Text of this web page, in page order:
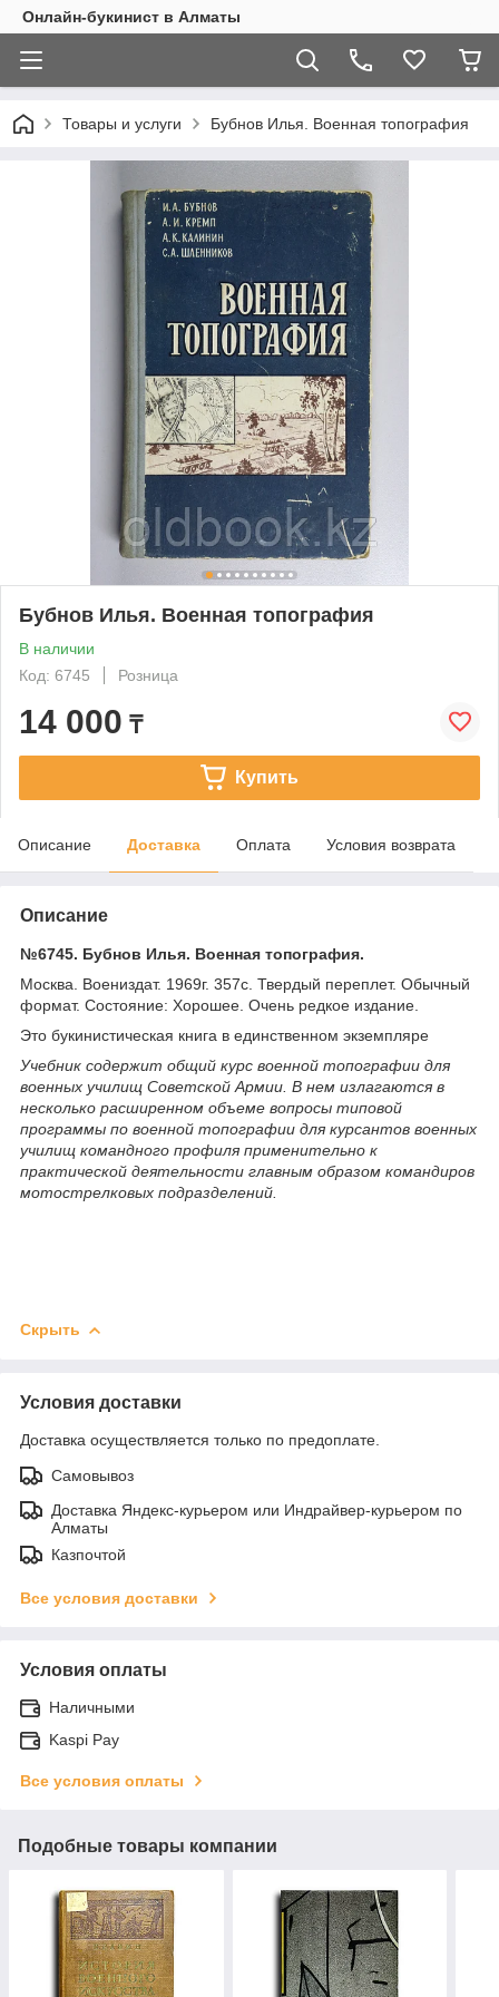
Онлайн-букинист в Алматы
Товары и услуги Бубнов Илья. Военная топография
Бубнов Илья. Военная топография
В наличии
Код: 6745
Розница
14 000 ₸
Купить
Описание Доставка Оплата Условия возврата
Описание
№6745. Бубнов Илья. Военная топография.
Москва. Воениздат. 1969г. 357с. Твердый переплет. Обычный
формат. Состояние: Хорошее. Очень редкое издание.
Это букинистическая книга в единственном экземпляре
Учебник содержит общий курс военной топографии для
военных училищ Советской Армии. В нем излагаются в
несколько расширенном объеме вопросы типовой
программы по военной топографии для курсантов военных
училищ командного профиля применительно к
практической деятельности главным образом командиров
мотострелковых подразделений.
Скрыть
Условия доставки
Доставка осуществляется только по предоплате.
Самовывоз
Доставка Яндекс-курьером или Индрайвер-курьером по
Алматы
Казпочтой
Все условия доставки
Условия оплаты
Наличными
Kaspi Pay
Все условия оплаты
Подобные товары компании